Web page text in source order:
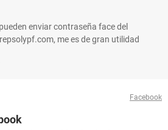
enviar contraseña face del
me es de gran utilidad
Facebook